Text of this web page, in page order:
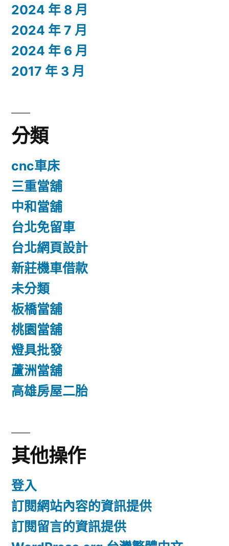
2024 年 8 月
2024 年 7 月
2024 年 6 月
2017 年 3 月
分類
cnc車床
三重當舖
中和當舖
台北免留車
台北網頁設計
新莊機車借款
未分類
板橋當舖
桃園當舖
燈具批發
蘆洲當舖
高雄房屋二胎
其他操作
登入
訂閱網站內容的資訊提供
訂閱留言的資訊提供